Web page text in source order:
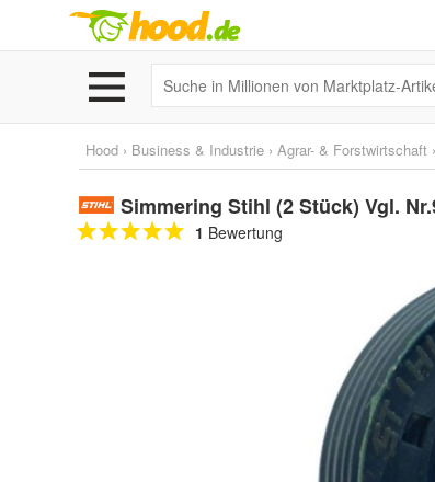
Hood › Business & Industrie › Agrar- & Forstwirtschaft ›
Simmering Stihl (2 Stück) Vgl.
1 Bewertung